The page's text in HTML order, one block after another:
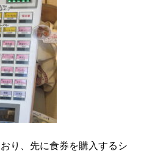
り、先に食券を購入するシ